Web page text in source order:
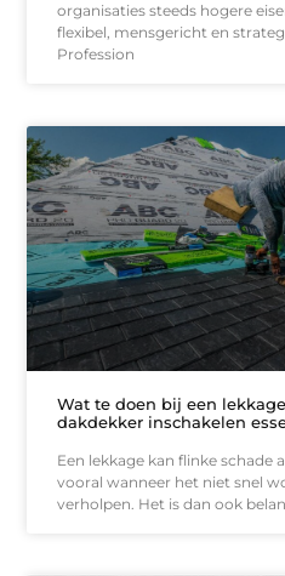
organisaties steeds hogere
flexibel, mensgericht en
Profession
Wat te doen bij een
dakdekker inschakelen
Een lekkage kan flinke schade
vooral wanneer het niet snel
verholpen. Het is dan ook